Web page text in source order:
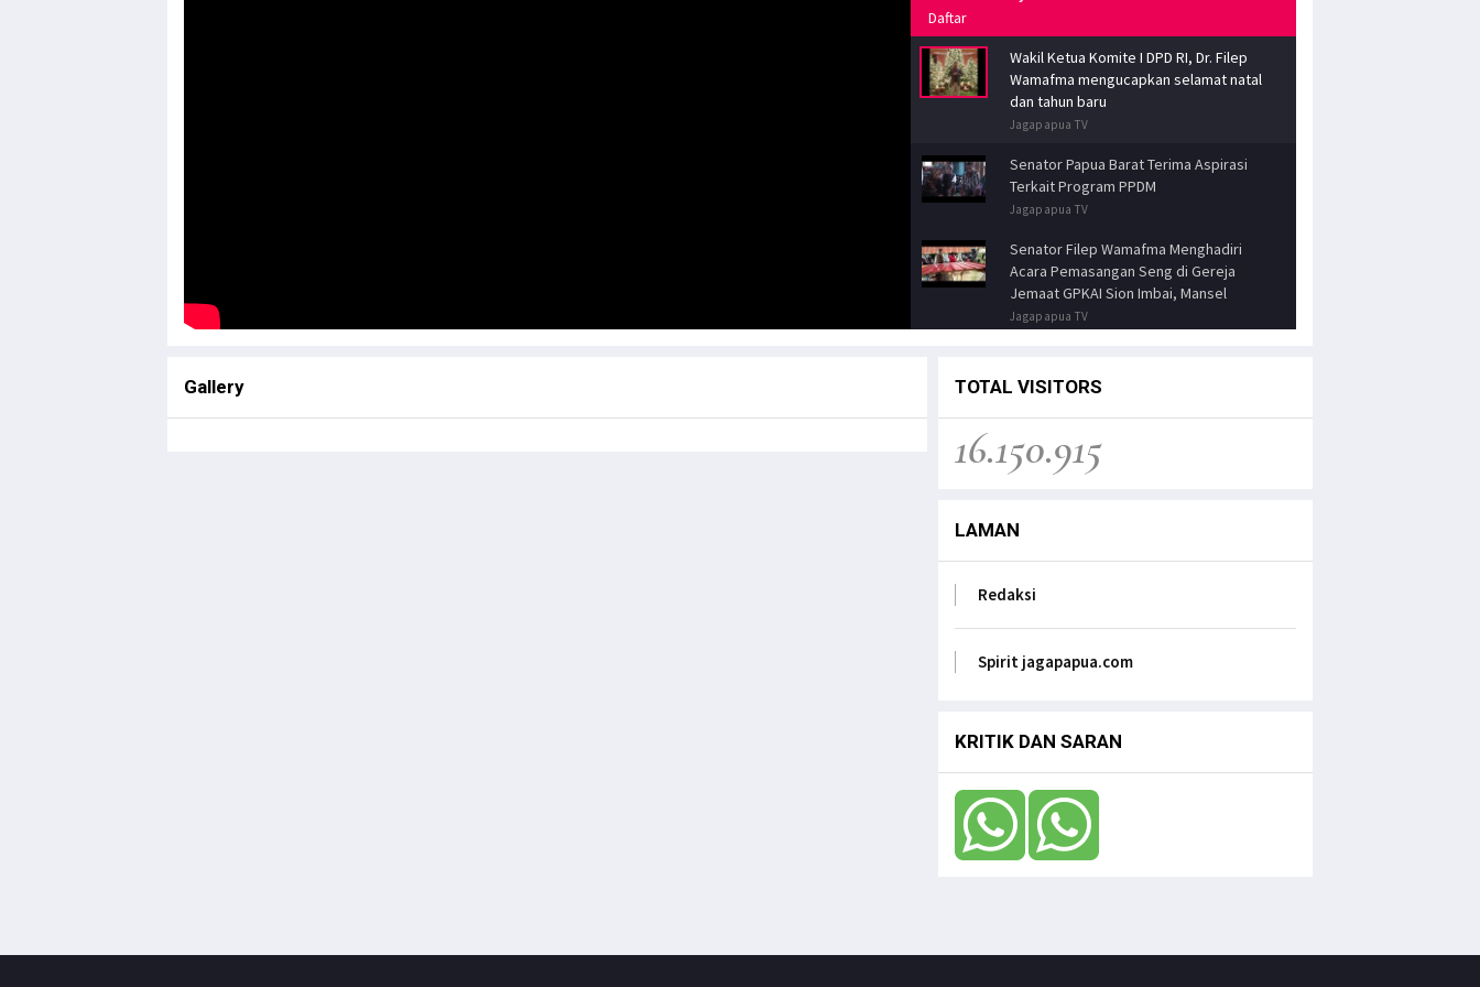
Daftar
Wakil Ketua Komite I DPD RI, Dr. Filep
Wamafma mengucapkan selamat natal
dan tahun baru
Jagapapua TV
Senator Papua Barat Terima Aspirasi
Terkait Program PPDM
Jagapapua TV
Senator Filep Wamafma Menghadiri
Acara Pemasangan Seng di Gereja
Jemaat GPKAI Sion Imbai, Mansel
Jagapapua TV
Filep Wamafma
Kuliah Umum Metodologi Penelitian
Hukum
Senator FILEP WAMAFMA & Kepala
Jagapapua TV
Kunjungan Kerja Anggota DPD RI, Filep
Wamafma, ke Manokwari Selatan, Fokus
pada Sarana Pendidikan.
Dr. Filep Wamafma; Perlu Evaluasi Total
Jagapapua TV
Anak Papua Perlu Mendapat Pehatian
Gallery TOTAL VISITORS
16.150.915
LAMAN
Redaksi
Spirit jagapapua.com
KRITIK DAN SARAN